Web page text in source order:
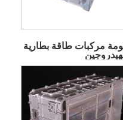
مركبات طاقة بطارية